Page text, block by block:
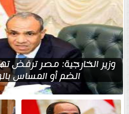
وزير الخارجية: مصر ترفض
الضم أو المساس